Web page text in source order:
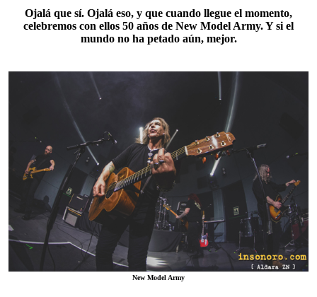
Ojalá que sí. Ojalá eso, y que cuando llegue el momento,
celebremos con ellos 50 años de New Model Army. Y si el
mundo no ha petado aún, mejor.
New Model Army